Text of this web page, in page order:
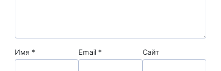
Имя * Email * Сайт